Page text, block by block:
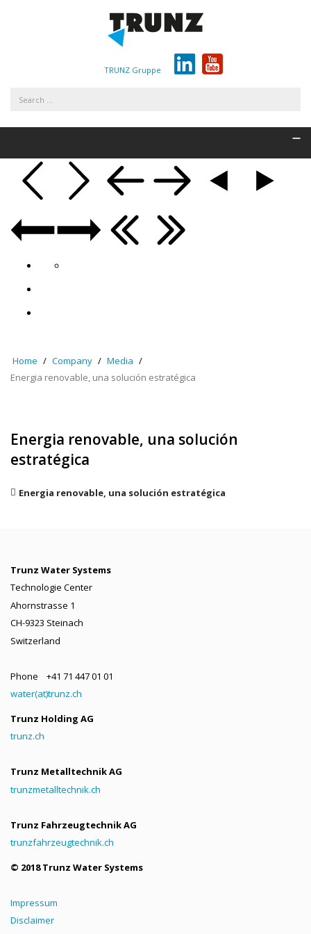
TRUNZ Gruppe
Home Company
Media
Energia renovable, una solución estratégica
Energia renovable, una solución
estratégica
Energia renovable, una solución estratégica
Trunz Water Systems
Technologie Center
Ahornstrasse 1
CH-9323 Steinach
Switzerland
Phone +41 71 447 01 01
water(at)trunz.ch
Trunz Holding AG
trunz.ch
Trunz Metalltechnik AG
trunzmetalltechnik.ch
Trunz Fahrzeugtechnik AG
trunzfahrzeugtechnik.ch
© 2018 Trunz Water Systems
Impressum
Disclaimer